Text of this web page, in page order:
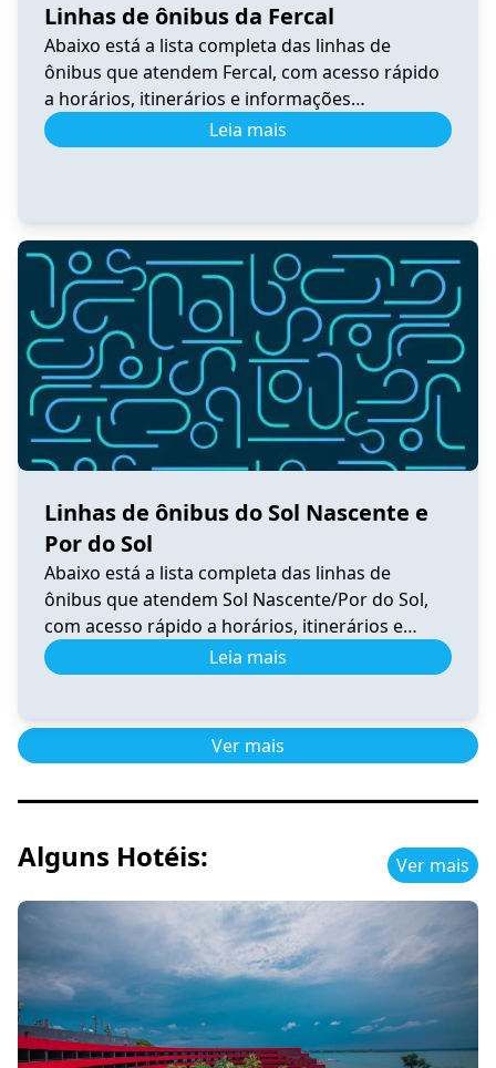
Linhas de ônibus da Fercal
Abaixo está a lista completa das linhas de
ônibus que atendem Fercal, com acesso rápido
a horários, itinerários e informações
atualizadas. 0.531 Horário de Ônibus 0.531
Fercal – Tempo Real e Itinerário (2026) Ver
horários 0.550 Horário de Ônibus 0.550
Sobradinho […]
Leia mais
Linhas de ônibus do Sol Nascente e
Por do Sol
Abaixo está a lista completa das linhas de
ônibus que atendem Sol Nascente/Por do Sol,
com acesso rápido a horários, itinerários e
informações atualizadas. 0.020 Horário e
Itinerário 0.020 – Santa Maria (Av. Santa
Ver horários 0.039 Horário de Ônibus 0.039
Ceilândia – Tempo Real e Itinerário (2026) Ver
Leia mais
Ver mais
Alguns Hotéis: Ver mais